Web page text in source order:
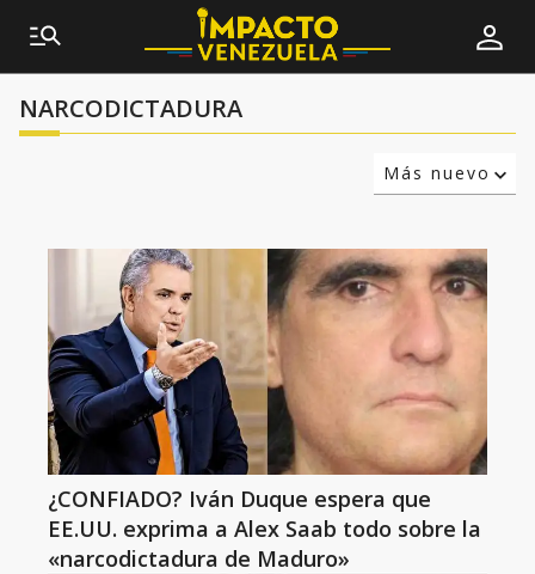
NARCODICTADURA
Más nuevo
¿CONFIADO? Iván Duque espera que
EE.UU. exprima a Alex Saab todo sobre la
«narcodictadura de Maduro»